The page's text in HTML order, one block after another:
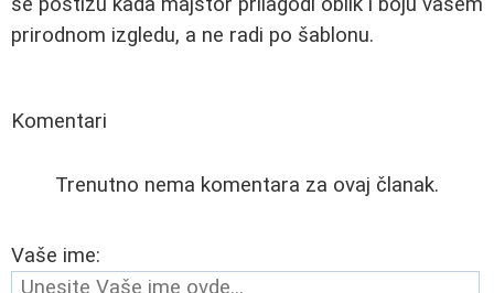
se postižu kada majstor prilagodi oblik i boju vašem
prirodnom izgledu, a ne radi po šablonu.
Komentari
Trenutno nema komentara za ovaj članak.
Vaše ime: